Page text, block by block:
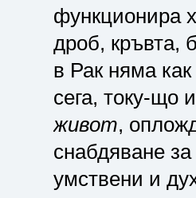
функционира
дроб, кръвта,
в Рак няма
сега, току-що
живот,
снабдяване
умствени и